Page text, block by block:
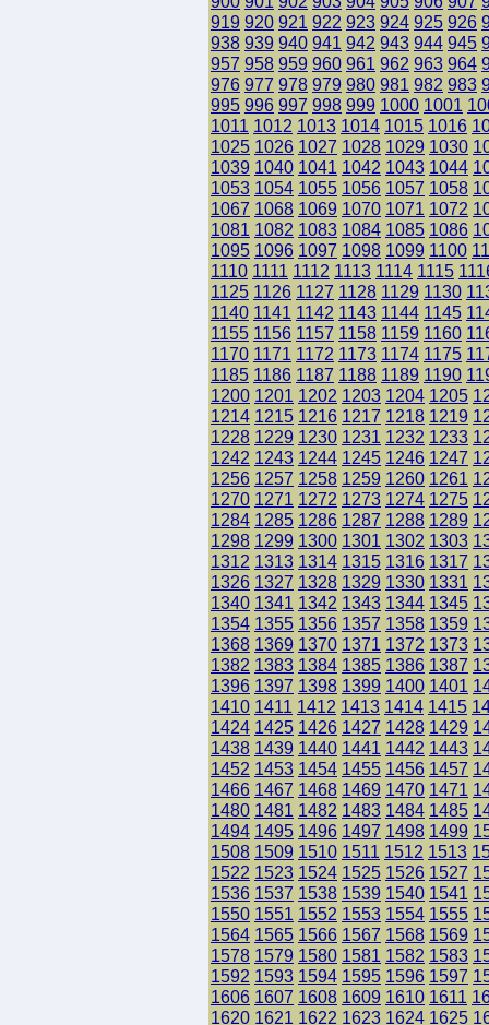
919 920 921 922 923 924 925 926
938 939 940 941 942 943 944 945
957 958 959 960 961 962 963 964
976 977 978 979 980 981 982 983
995 996 997 998 999 1000 1001
1011 1012 1013 1014 1015 1016
1025 1026 1027 1028 1029 1030
1039 1040 1041 1042 1043 1044
1053 1054 1055 1056 1057 1058
1067 1068 1069 1070 1071 1072
1081 1082 1083 1084 1085 1086
1095 1096 1097 1098 1099 1100
1110 1111 1112 1113 1114 1115
1125 1126 1127 1128 1129 1130
1140 1141 1142 1143 1144 1145
1155 1156 1157 1158 1159 1160
1170 1171 1172 1173 1174 1175
1185 1186 1187 1188 1189 1190
1200 1201 1202 1203 1204 1205
1214 1215 1216 1217 1218 1219
1228 1229 1230 1231 1232 1233
1242 1243 1244 1245 1246 1247
1256 1257 1258 1259 1260 1261
1270 1271 1272 1273 1274 1275
1284 1285 1286 1287 1288 1289
1298 1299 1300 1301 1302 1303
1312 1313 1314 1315 1316 1317
1326 1327 1328 1329 1330 1331
1340 1341 1342 1343 1344 1345
1354 1355 1356 1357 1358 1359
1368 1369 1370 1371 1372 1373
1382 1383 1384 1385 1386 1387
1396 1397 1398 1399 1400 1401
1410 1411 1412 1413 1414 1415
1424 1425 1426 1427 1428 1429
1438 1439 1440 1441 1442 1443
1452 1453 1454 1455 1456 1457
1466 1467 1468 1469 1470 1471
1480 1481 1482 1483 1484 1485
1494 1495 1496 1497 1498 1499
1508 1509 1510 1511 1512 1513
1522 1523 1524 1525 1526 1527
1536 1537 1538 1539 1540 1541
1550 1551 1552 1553 1554 1555
1564 1565 1566 1567 1568 1569
1578 1579 1580 1581 1582 1583
1592 1593 1594 1595 1596 1597
1606 1607 1608 1609 1610 1611
1620 1621 1622 1623 1624 1625